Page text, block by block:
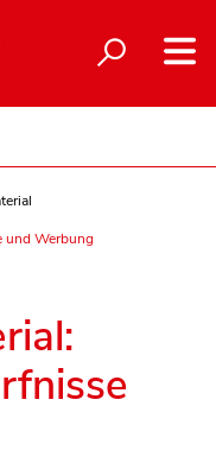
und Werbung